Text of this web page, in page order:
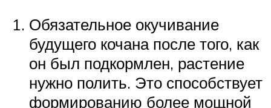
Обязательное окучивание
будущего кочана после того, как
он был подкормлен, растение
нужно полить. Это способствует
формированию более мощной